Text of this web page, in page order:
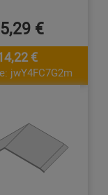
€
€
jwY4FC7G2m